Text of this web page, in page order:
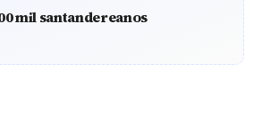
mil santandereanos